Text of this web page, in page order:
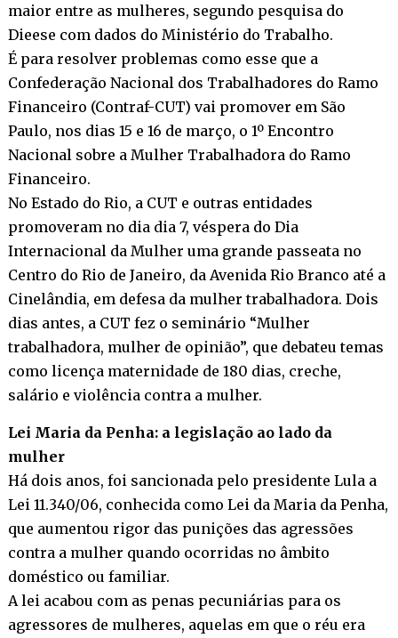
maior entre as mulheres, segundo pesquisa do
Dieese com dados do Ministério do Trabalho.
É para resolver problemas como esse que a
Confederação Nacional dos Trabalhadores do Ramo
Financeiro (Contraf-CUT) vai promover em São
Paulo, nos dias 15 e 16 de março, o 1º Encontro
Nacional sobre a Mulher Trabalhadora do Ramo
Financeiro.
No Estado do Rio, a CUT e outras entidades
promoveram no dia dia 7, véspera do Dia
Internacional da Mulher uma grande passeata no
Centro do Rio de Janeiro, da Avenida Rio Branco até a
Cinelândia, em defesa da mulher trabalhadora. Dois
dias antes, a CUT fez o seminário “Mulher
trabalhadora, mulher de opinião”, que debateu temas
como licença maternidade de 180 dias, creche,
salário e violência contra a mulher.
Lei Maria da Penha: a legislação ao lado da
mulher
Há dois anos, foi sancionada pelo presidente Lula a
Lei 11.340/06, conhecida como Lei da Maria da Penha,
que aumentou rigor das punições das agressões
contra a mulher quando ocorridas no âmbito
doméstico ou familiar.
A lei acabou com as penas pecuniárias para os
agressores de mulheres, aquelas em que o réu era